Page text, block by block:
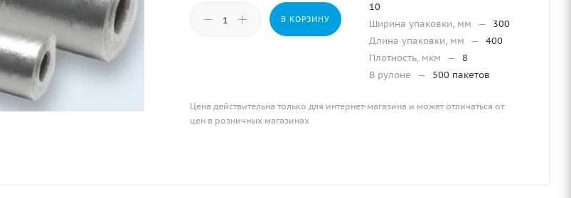
В КОРЗИНУ
10
Ширина упаковки, мм
—
300
Длина упаковки, мм
—
400
Плотность, мкм
—
8
В рулоне
— 500 пакетов
Цена действительна только для интернет-магазина и может отличаться от
цен в розничных магазинах